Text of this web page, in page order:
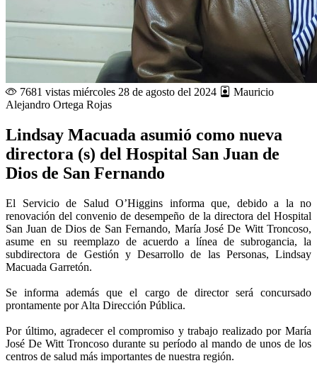
7681 vistas miércoles 28 de agosto del 2024
Mauricio
Alejandro Ortega Rojas
Lindsay Macuada asumió como nueva
directora (s) del Hospital San Juan de
Dios de San Fernando
El Servicio de Salud O’Higgins informa que, debido a la no
renovación del convenio de desempeño de la directora del Hospital
San Juan de Dios de San Fernando, María José De Witt Troncoso,
asume en su reemplazo de acuerdo a línea de subrogancia, la
subdirectora de Gestión y Desarrollo de las Personas, Lindsay
Macuada Garretón.
Se informa además que el cargo de director será concursado
prontamente por Alta Dirección Pública.
Por último, agradecer el compromiso y trabajo realizado por María
José De Witt Troncoso durante su período al mando de unos de los
centros de salud más importantes de nuestra región.